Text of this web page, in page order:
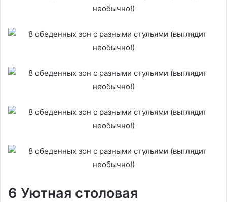
6 Уютная столовая